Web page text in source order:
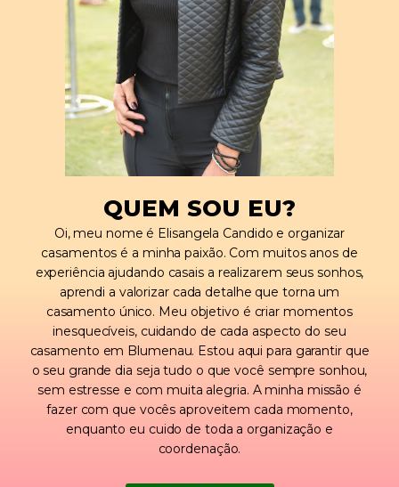
QUEM SOU EU?
Oi, meu nome é Elisangela Candido e organizar
casamentos é a minha paixão. Com muitos anos de
experiência ajudando casais a realizarem seus sonhos,
aprendi a valorizar cada detalhe que torna um
casamento único. Meu objetivo é criar momentos
inesquecíveis, cuidando de cada aspecto do seu
casamento em Blumenau. Estou aqui para garantir que
o seu grande dia seja tudo o que você sempre sonhou,
sem estresse e com muita alegria. A minha missão é
fazer com que vocês aproveitem cada momento,
enquanto eu cuido de toda a organização e
coordenação.